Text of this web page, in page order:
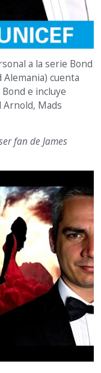
a la serie Bond
Alemania) cuenta
e incluye
Arnold, Mads
fan de James